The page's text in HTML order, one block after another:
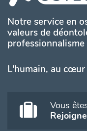
Notre service en
valeurs de
L'humain, au
Vous